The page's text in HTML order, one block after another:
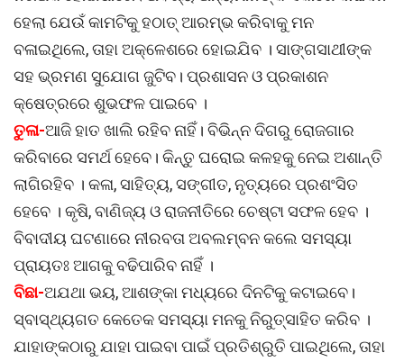
ହେଲା ଯେଉଁ କାମଟିକୁ ହଠାତ୍ ଆରମ୍ଭ କରିବାକୁ ମନ
ବଳାଇଥିଲେ, ତାହା ଅକ୍ଳେଶରେ ହୋଇଯିବ । ସାଙ୍ଗସାଥୀଙ୍କ
ସହ ଭ୍ରମଣ ସୁଯୋଗ ଜୁଟିବ। ପ୍ରଶାସନ ଓ ପ୍ରକାଶନ
କ୍ଷେତ୍ରରେ ଶୁଭଫଳ ପାଇବେ ।
ତୁଳା-ଆଜି ହାତ ଖାଲି ରହିବ ନାହିଁ। ବିଭିନ୍ନ ଦିଗରୁ ରୋଜଗାର
କରିବାରେ ସମର୍ଥ ହେବେ। କିନ୍ତୁ ଘରୋଇ କଳହକୁ ନେଇ ଅଶାନ୍ତି
ଲାଗିରହିବ । କଳା, ସାହିତ୍ୟ, ସଙ୍ଗୀତ, ନୃତ୍ୟରେ ପ୍ରଶଂସିତ
ହେବେ । କୃଷି, ବାଣିଜ୍ୟ ଓ ରାଜନୀତିରେ ଚେଷ୍ଟା ସଫଳ ହେବ ।
ବିବାଦୀୟ ଘଟଣାରେ ନୀରବତା ଅବଲମ୍ବନ କଲେ ସମସ୍ୟା
ପ୍ରାୟତଃ ଆଗକୁ ବଢିପାରିବ ନାହିଁ ।
ବିଛା-ଅଯଥା ଭୟ, ଆଶଙ୍କା ମଧ୍ୟରେ ଦିନଟିକୁ କଟାଇବେ।
ସ୍ବାସ୍ଥ୍ୟଗତ କେତେକ ସମସ୍ୟା ମନକୁ ନିରୁତ୍ସାହିତ କରିବ ।
ଯାହାଙ୍କଠାରୁ ଯାହା ପାଇବା ପାଇଁ ପ୍ରତିଶ୍ରୁତି ପାଇଥିଲେ, ତାହା